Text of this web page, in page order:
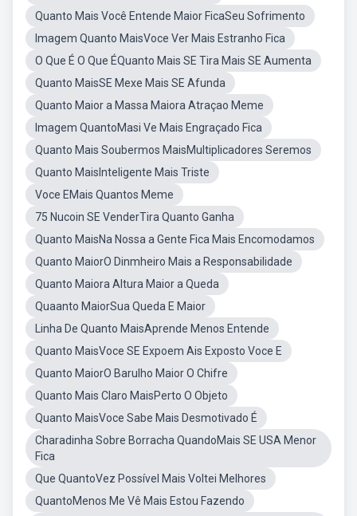
Quanto Mais Você Entende Maior FicaSeu Sofrimento
Imagem Quanto MaisVoce Ver Mais Estranho Fica
O Que É O Que ÉQuanto Mais SE Tira Mais SE Aumenta
Quanto MaisSE Mexe Mais SE Afunda
Quanto Maior a Massa Maiora Atraçao Meme
Imagem QuantoMasi Ve Mais Engraçado Fica
Quanto Mais Soubermos MaisMultiplicadores Seremos
Quanto MaisInteligente Mais Triste
Voce EMais Quantos Meme
75 Nucoin SE VenderTira Quanto Ganha
Quanto MaisNa Nossa a Gente Fica Mais Encomodamos
Quanto MaiorO Dinmheiro Mais a Responsabilidade
Quanto Maiora Altura Maior a Queda
Quaanto MaiorSua Queda E Maior
Linha De Quanto MaisAprende Menos Entende
Quanto MaisVoce SE Expoem Ais Exposto Voce E
Quanto MaiorO Barulho Maior O Chifre
Quanto Mais Claro MaisPerto O Objeto
Quanto MaisVoce Sabe Mais Desmotivado É
Charadinha Sobre Borracha QuandoMais SE USA Menor
Fica
Que QuantoVez Possível Mais Voltei Melhores
QuantoMenos Me Vê Mais Estou Fazendo